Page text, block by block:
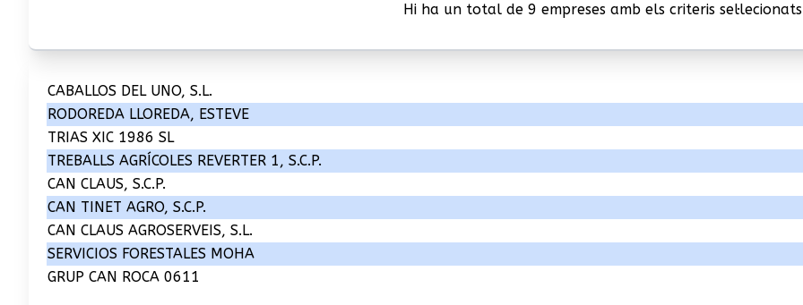
Hi ha un total de 9 empreses amb els criteris sel·lecionats
CABALLOS DEL UNO, S.L.
RODOREDA LLOREDA, ESTEVE
TRIAS XIC 1986 SL
TREBALLS AGRÍCOLES REVERTER 1, S.C.P.
CAN CLAUS, S.C.P.
CAN TINET AGRO, S.C.P.
CAN CLAUS AGROSERVEIS, S.L.
SERVICIOS FORESTALES MOHA
GRUP CAN ROCA 0611